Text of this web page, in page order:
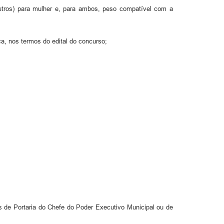
para mulher e, para ambos, peso compatível com a
nos termos do edital do concurso;
Portaria do Chefe do Poder Executivo Municipal ou de